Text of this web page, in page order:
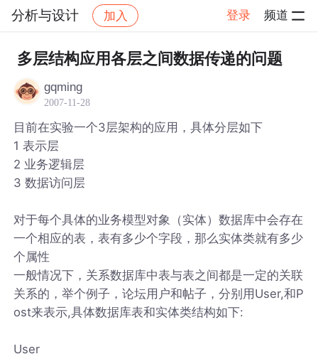
分析与设计 加入 登录 频道
社区 分析与设计 帖子详情
多层结构应用各层之间数据传递的问题
gqming
2007-11-28
目前在实验一个3层架构的应用，具体分层如下
1 表示层
2 业务逻辑层
3 数据访问层
对于每个具体的业务模型对象（实体）数据库中会存在
一个相应的表，表有多少个字段，那么实体类就有多少
个属性
一般情况下，关系数据库中表与表之间都是一定的关联
关系的，举个例子，论坛用户和帖子，分别用User,和P
ost来表示,具体数据库表和实体类结构如下:
User